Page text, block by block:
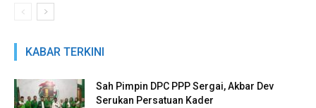
KABAR TERKINI
Sah Pimpin DPC PPP Sergai, Akbar Dev
Serukan Persatuan Kader